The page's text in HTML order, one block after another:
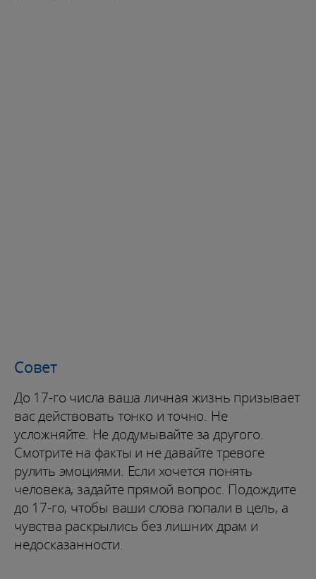
Совет
До 17-го числа ваша личная жизнь призывает
вас действовать тонко и точно. Не
усложняйте. Не додумывайте за другого.
Смотрите на факты и не давайте тревоге
рулить эмоциями. Если хочется понять
человека, задайте прямой вопрос. Подождите
до 17-го, чтобы ваши слова попали в цель, а
чувства раскрылись без лишних драм и
недосказанности.